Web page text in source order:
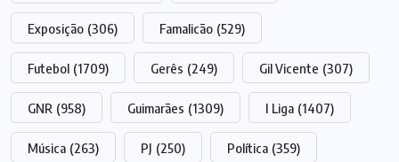
Exposição (306) Famalicão (529)
Futebol (1709) Gerês (249) Gil Vicente (307)
GNR (958) Guimarães (1309) I Liga (1407)
Música (263) PJ (250) Política (359)